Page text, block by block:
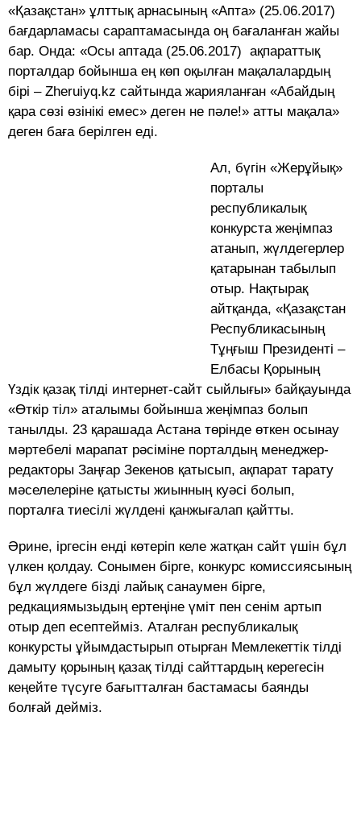
«Қазақстан» ұлттық арнасының «Апта» (25.06.2017)
бағдарламасы сараптамасында оң бағаланған жайы
бар. Онда: «Осы аптада (25.06.2017) ақпараттық
порталдар бойынша ең көп оқылған мақалалардың
бірі – Zheruiyq.kz сайтында жарияланған «Абайдың
қара сөзі өзінікі емес» деген не пәле!» атты мақала»
деген баға берілген еді.
Ал, бүгін «Жерұйық»
порталы
республикалық
конкурста жеңімпаз
атанып, жүлдегерлер
қатарынан табылып
отыр. Нақтырақ
айтқанда, «Қазақстан
Республикасының
Тұңғыш Президенті –
Елбасы Қорының
Үздік қазақ тілді интернет-сайт сыйлығы» байқауында
«Өткір тіл» аталымы бойынша жеңімпаз болып
танылды. 23 қарашада Астана төрінде өткен осынау
мәртебелі марапат рәсіміне порталдың менеджер-
редакторы Заңғар Зекенов қатысып, ақпарат тарату
мәселелеріне қатысты жиынның куәсі болып,
порталға тиесілі жүлдені қанжығалап қайтты.
Әрине, іргесін енді көтеріп келе жатқан сайт үшін бұл
үлкен қолдау. Сонымен бірге, конкурс комиссиясының
бұл жүлдеге бізді лайық санаумен бірге,
редкациямызыдың ертеңіне үміт пен сенім артып
отыр деп есептейміз. Аталған республикалық
конкурсты ұйымдастырып отырған Мемлекеттік тілді
дамыту қорының қазақ тілді сайттардың керегесін
кеңейте түсуге бағытталған бастамасы баянды
болғай дейміз.